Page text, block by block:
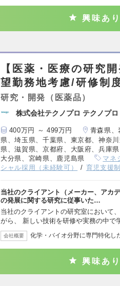
興味あり
【医薬・医療の研究
望勤務地考慮/研修制
研究・開発（医薬品）
株式会社テクノプロ テクノプ
400万円 ～ 499万円
青森県、
県、埼玉県、千葉県、東京都、神奈
県、滋賀県、京都府、大阪府、兵庫
大分県、宮崎県、鹿児島県
マネ
シャル採用（未経験可）
育児支援
当社のクライアント（メーカー、アカ
の発展に関する研究に従事いた…
当社のクライアントの研究室において
がら、 新しい技術を研修や実務の中で
会社概要 化学・バイオ分野に専門特化し
興味あり